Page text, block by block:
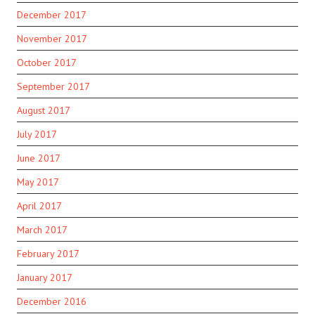
December 2017
November 2017
October 2017
September 2017
August 2017
July 2017
June 2017
May 2017
April 2017
March 2017
February 2017
January 2017
December 2016